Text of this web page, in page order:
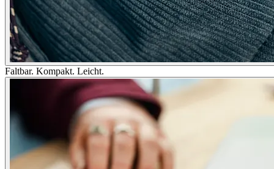
Faltbar. Kompakt. Leicht.